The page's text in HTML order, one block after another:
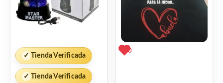
✓ Tienda Verificada
✓ Tienda Verificada
0